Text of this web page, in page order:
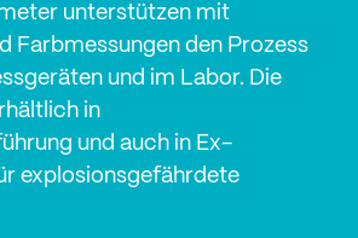
unterstützen mit
Farbmessungen den Prozess
und im Labor. Die
in
und auch in Ex-
explosionsgefährdete